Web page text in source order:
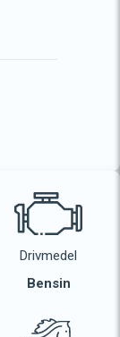
Drivmedel
Bensin